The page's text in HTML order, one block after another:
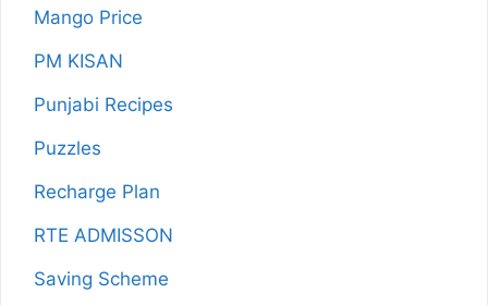
Mango Price
PM KISAN
Punjabi Recipes
Puzzles
Recharge Plan
RTE ADMISSON
Saving Scheme